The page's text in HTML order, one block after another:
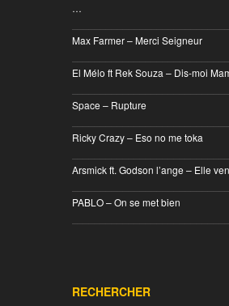
…
Max Farmer – Merci Seigneur
El Mélo ft Rek Souza – Dis-moi
Space – Rupture
Ricky Crazy – Eso no me toka
Arsmick ft. Godson l’ange – Elle
PABLO – On se met bien
RECHERCHER